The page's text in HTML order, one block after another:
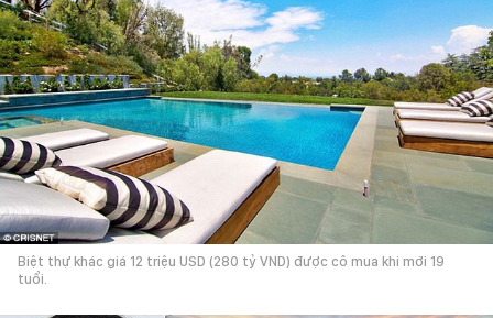
Biệt thự khác giá 12 triệu USD (280 tỷ VND) được cô mua khi mới 19
tuổi.